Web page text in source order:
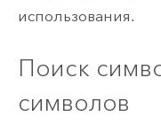
использования.
Поиск
символов